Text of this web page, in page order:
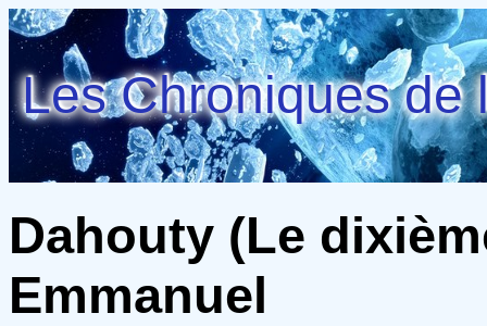
Les Chroniques de
Dahouty (Le
Emmanuel